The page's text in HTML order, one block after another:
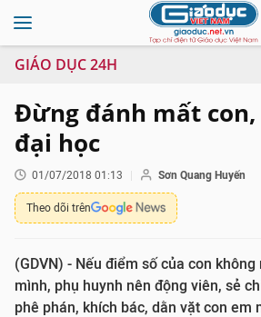
GIÁO DỤC 24H
Đừng đánh mất
đại học
01/07/2018 01:13 Sơn Quang Huyến
Theo dõi trên
(GDVN) - Nếu điểm số của con
mình, phụ huynh nên động viên, sẻ
phê phán, khích bác, dằn vặt con em